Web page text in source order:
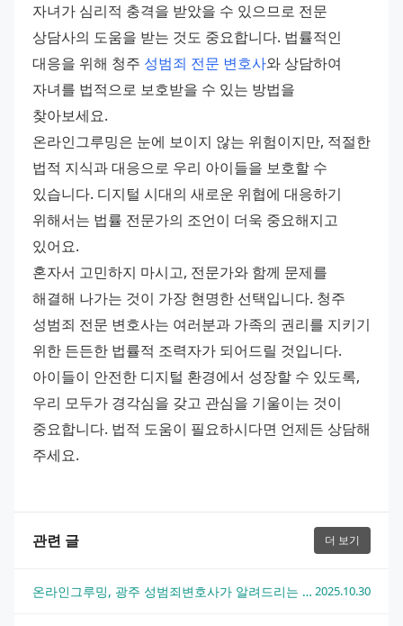
자녀가 심리적 충격을 받았을 수 있으므로 전문
상담사의 도움을 받는 것도 중요합니다. 법률적인
대응을 위해 청주 성범죄 전문 변호사와 상담하여
자녀를 법적으로 보호받을 수 있는 방법을
찾아보세요.
온라인그루밍은 눈에 보이지 않는 위험이지만, 적절한
법적 지식과 대응으로 우리 아이들을 보호할 수
있습니다. 디지털 시대의 새로운 위협에 대응하기
위해서는 법률 전문가의 조언이 더욱 중요해지고
있어요.
혼자서 고민하지 마시고, 전문가와 함께 문제를
해결해 나가는 것이 가장 현명한 선택입니다. 청주
성범죄 전문 변호사는 여러분과 가족의 권리를 지키기
위한 든든한 법률적 조력자가 되어드릴 것입니다.
아이들이 안전한 디지털 환경에서 성장할 수 있도록,
우리 모두가 경각심을 갖고 관심을 기울이는 것이
중요합니다. 법적 도움이 필요하시다면 언제든 상담해
주세요.
관련 글 더 보기
온라인그루밍, 광주 성범죄변호사가 알려드리는 대응법과 예방책 2025.10.30